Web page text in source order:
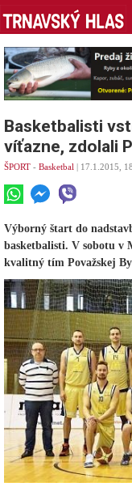
Basketbalisti
víťazne, zdolali
ŠPORT - Basketbal | 17.1.2015,
Výborný štart do
basketbalisti. V sobotu v
kvalitný tím Považskej